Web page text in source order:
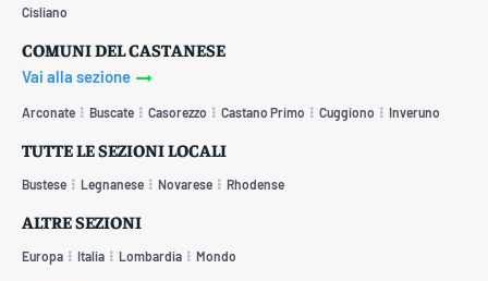
Cisliano
COMUNI DEL CASTANESE
Vai alla sezione
Arconate Buscate Casorezzo Castano Primo Cuggiono Inveruno
TUTTE LE SEZIONI LOCALI
Bustese Legnanese Novarese Rhodense
ALTRE SEZIONI
Europa Italia Lombardia Mondo